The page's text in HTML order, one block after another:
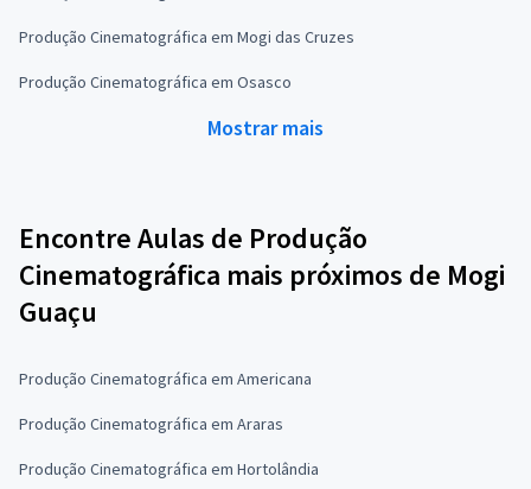
Produção Cinematográfica em Mogi das Cruzes
Produção Cinematográfica em Osasco
Mostrar mais
Encontre Aulas de Produção
Cinematográfica mais próximos de Mogi
Guaçu
Produção Cinematográfica em Americana
Produção Cinematográfica em Araras
Produção Cinematográfica em Hortolândia